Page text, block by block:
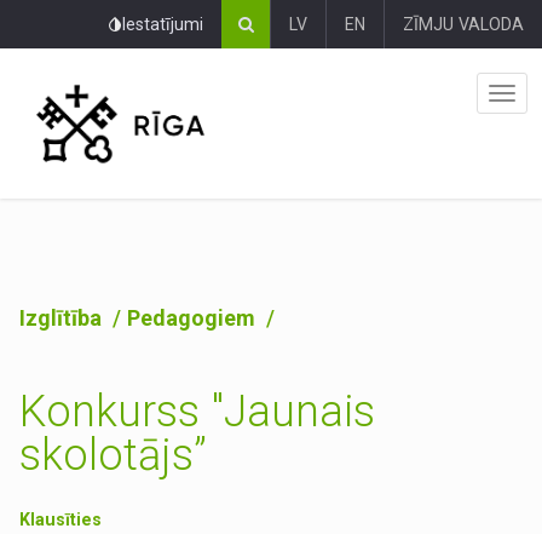
Iestatījumi LV EN ZĪMJU VALODA
Izglītība Pedagogiem
Konkurss "Jaunais
skolotājs”
Klausīties